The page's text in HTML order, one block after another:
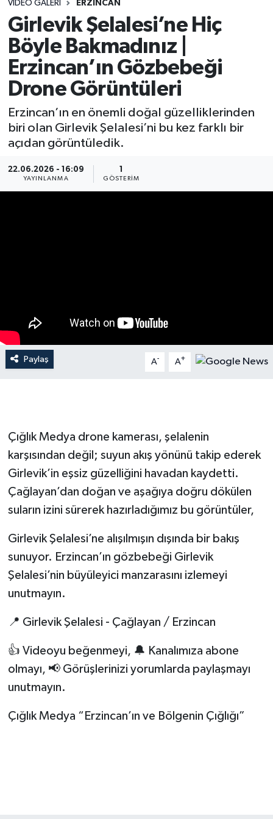
VIDEO GALERI ERZINCAN
Girlevik Şelalesi’ne Hiç
Böyle Bakmadınız |
Erzincan’ın Gözbebeği
Drone Görüntüleri
Erzincan’ın en önemli doğal güzelliklerinden
biri olan Girlevik Şelalesi’ni bu kez farklı bir
açıdan görüntüledik.
22.06.2026 - 16:09
YAYINLANMA
1
GÖSTERIM
Paylaş A- A+
Çığlık Medya drone kamerası, şelalenin
karşısından değil; suyun akış yönünü takip ederek
Girlevik’in eşsiz güzelliğini havadan kaydetti.
Çağlayan’dan doğan ve aşağıya doğru dökülen
suların izini sürerek hazırladığımız bu görüntüler,
Girlevik Şelalesi’ne alışılmışın dışında bir bakış
sunuyor. Erzincan’ın gözbebeği Girlevik
Şelalesi’nin büyüleyici manzarasını izlemeyi
unutmayın.
📍 Girlevik Şelalesi - Çağlayan / Erzincan
👍 Videoyu beğenmeyi, 🔔 Kanalımıza abone
olmayı, 📢 Görüşlerinizi yorumlarda paylaşmayı
unutmayın.
Çığlık Medya “Erzincan’ın ve Bölgenin Çığlığı”